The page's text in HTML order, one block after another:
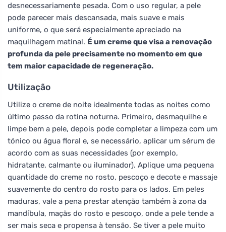
desnecessariamente pesada. Com o uso regular, a pele
pode parecer mais descansada, mais suave e mais
uniforme, o que será especialmente apreciado na
maquilhagem matinal. É um creme que visa a renovação
profunda da pele precisamente no momento em que
tem maior capacidade de regeneração.
Utilização
Utilize o creme de noite idealmente todas as noites como
último passo da rotina noturna. Primeiro, desmaquilhe e
limpe bem a pele, depois pode completar a limpeza com um
tónico ou água floral e, se necessário, aplicar um sérum de
acordo com as suas necessidades (por exemplo,
hidratante, calmante ou iluminador). Aplique uma pequena
quantidade do creme no rosto, pescoço e decote e massaje
suavemente do centro do rosto para os lados. Em peles
maduras, vale a pena prestar atenção também à zona da
mandíbula, maçãs do rosto e pescoço, onde a pele tende a
ser mais seca e propensa à tensão. Se tiver a pele muito